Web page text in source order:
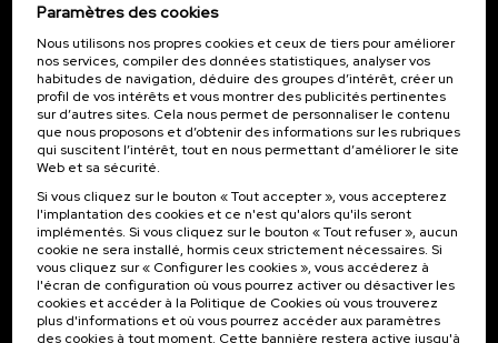
Inscrivez-vous pour être le premier à recevoir les
actualités de l'UIK.
S'abonner
Contact
Palacio Miramar
Paseo de Miraconcha, 48
20007 Donostia / San Sebastián
Gipuzkoa, Spain
Contactez-nous!
Intéressant...
Activités précédentes
Paramètres des cookies
Nous utilisons nos propres cookies et ceux de tiers pour améliorer
nos services, compiler des données statistiques, analyser vos
habitudes de navigation, déduire des groupes d’intérêt, créer un
profil de vos intérêts et vous montrer des publicités pertinentes
sur d’autres sites. Cela nous permet de personnaliser le contenu
que nous proposons et d’obtenir des informations sur les rubriques
qui suscitent l’intérêt, tout en nous permettant d’améliorer le site
Web et sa sécurité.
Si vous cliquez sur le bouton « Tout accepter », vous accepterez
l'implantation des cookies et ce n'est qu'alors qu'ils seront
implémentés. Si vous cliquez sur le bouton « Tout refuser », aucun
cookie ne sera installé, hormis ceux strictement nécessaires. Si
vous cliquez sur « Configurer les cookies », vous accéderez à
l'écran de configuration où vous pourrez activer ou désactiver les
cookies et accéder à la Politique de Cookies où vous trouverez
plus d'informations et où vous pourrez accéder aux paramètres
des cookies à tout moment. Cette bannière restera active jusqu'à